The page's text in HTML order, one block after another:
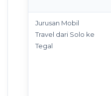
Jurusan Mobil
Travel dari Solo ke
Tegal